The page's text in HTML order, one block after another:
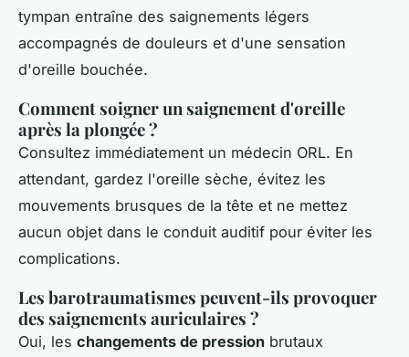
tympan entraîne des saignements légers
accompagnés de douleurs et d'une sensation
d'oreille bouchée.
Comment soigner un saignement d'oreille
après la plongée ?
Consultez immédiatement un médecin ORL. En
attendant, gardez l'oreille sèche, évitez les
mouvements brusques de la tête et ne mettez
aucun objet dans le conduit auditif pour éviter les
complications.
Les barotraumatismes peuvent-ils provoquer
des saignements auriculaires ?
Oui, les changements de pression brutaux